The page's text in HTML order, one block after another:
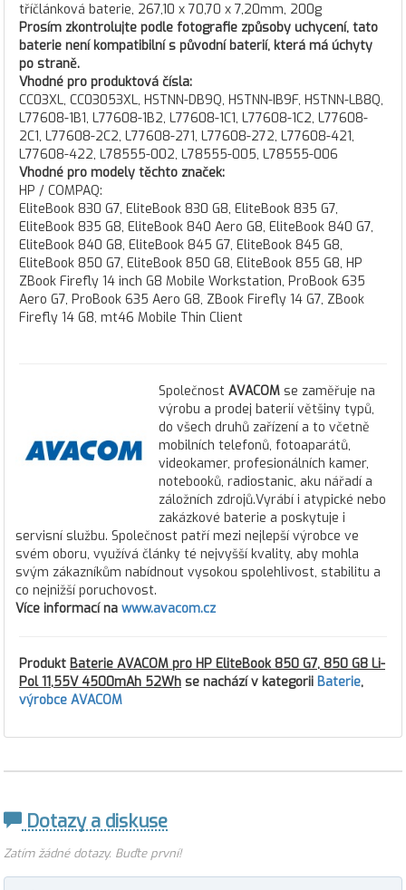
tříčlánková baterie, 267,10 x 70,70 x 7,20mm, 200g
Prosím zkontrolujte podle fotografie způsoby uchycení, tato
baterie není kompatibilní s původní baterií, která má úchyty
po straně.
Vhodné pro produktová čísla:
CC03XL, CC03053XL, HSTNN-DB9Q, HSTNN-IB9F, HSTNN-LB8Q,
L77608-1B1, L77608-1B2, L77608-1C1, L77608-1C2, L77608-
2C1, L77608-2C2, L77608-271, L77608-272, L77608-421,
L77608-422, L78555-002, L78555-005, L78555-006
Vhodné pro modely těchto značek:
HP / COMPAQ:
EliteBook 830 G7, EliteBook 830 G8, EliteBook 835 G7,
EliteBook 835 G8, EliteBook 840 Aero G8, EliteBook 840 G7,
EliteBook 840 G8, EliteBook 845 G7, EliteBook 845 G8,
EliteBook 850 G7, EliteBook 850 G8, EliteBook 855 G8, HP
ZBook Firefly 14 inch G8 Mobile Workstation, ProBook 635
Aero G7, ProBook 635 Aero G8, ZBook Firefly 14 G7, ZBook
Firefly 14 G8, mt46 Mobile Thin Client
Společnost AVACOM se zaměřuje na
výrobu a prodej baterií většiny typů,
do všech druhů zařízení a to včetně
mobilních telefonů, fotoaparátů,
videokamer, profesionálních kamer,
notebooků, radiostanic, aku nářadí a
záložních zdrojů.Vyrábí i atypické nebo
zakázkové baterie a poskytuje i
servisní službu. Společnost patří mezi nejlepší výrobce ve
svém oboru, využívá články té nejvyšší kvality, aby mohla
svým zákazníkům nabídnout vysokou spolehlivost, stabilitu a
co nejnižší poruchovost.
Více informací na www.avacom.cz
Produkt Baterie AVACOM pro HP EliteBook 850 G7, 850 G8 Li-
Pol 11,55V 4500mAh 52Wh se nachází v kategorii Baterie,
výrobce AVACOM
Dotazy a diskuse
Zatím žádné dotazy. Buďte první!